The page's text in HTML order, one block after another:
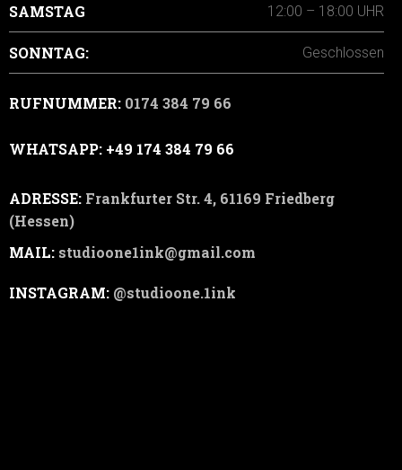
SAMSTAG
12:00 – 18:00 UHR
SONNTAG: Geschlossen
RUFNUMMER: 0174 384 79 66
WHATSAPP: +49 174 384 79 66
ADRESSE: Frankfurter Str. 4, 61169 Friedberg
(Hessen)
MAIL: studioone1ink@gmail.com
INSTAGRAM: @studioone.1ink